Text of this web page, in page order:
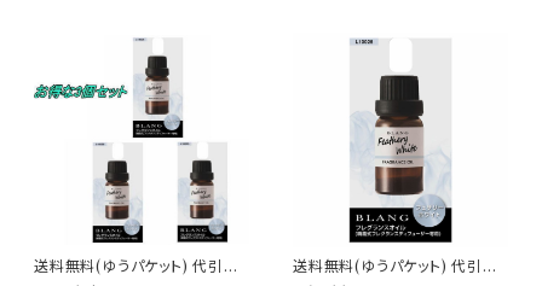
送料無料(ゆうパケット) 代引不
送料無料(ゆうパケット) 代引不